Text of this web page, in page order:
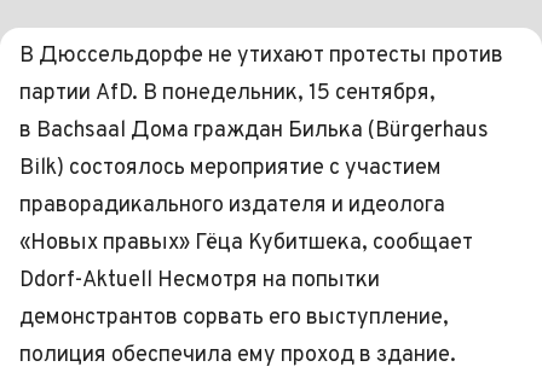
В Дюссельдорфе не утихают протесты против
партии AfD. В понедельник, 15 сентября,
в Bachsaal Дома граждан Билька (Bürgerhaus
Bilk) состоялось мероприятие с участием
праворадикального издателя и идеолога
«Новых правых» Гёца Кубитшека, сообщает
Ddorf-Aktuell Несмотря на попытки
демонстрантов сорвать его выступление,
полиция обеспечила ему проход в здание.